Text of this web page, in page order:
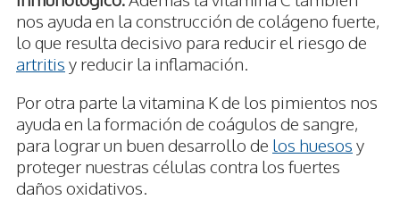
nos ayuda en la construcción de colágeno fuerte,
lo que resulta decisivo para reducir el riesgo de
artritis y reducir la inflamación.
Por otra parte la vitamina K de los pimientos nos
ayuda en la formación de coágulos de sangre,
para lograr un buen desarrollo de los huesos y
proteger nuestras células contra los fuertes
daños oxidativos.